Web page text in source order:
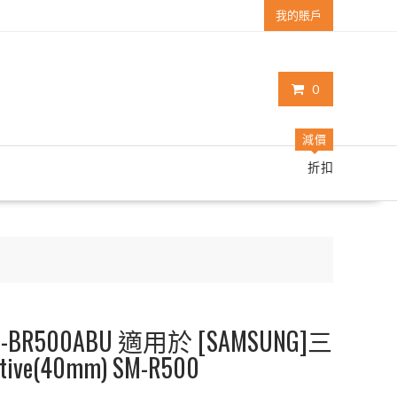
我的賬戶
0
減價
折扣
適用於 [SAMSUNG]三
SM-R500